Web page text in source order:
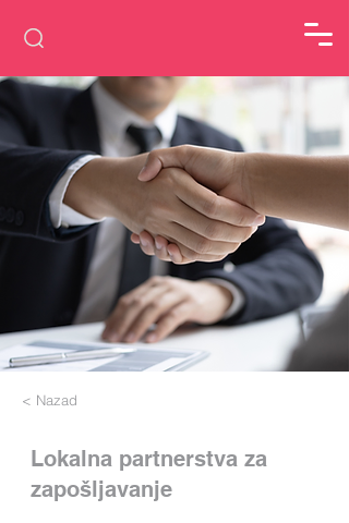
< Nazad
Lokalna partnerstva za
zapošljavanje